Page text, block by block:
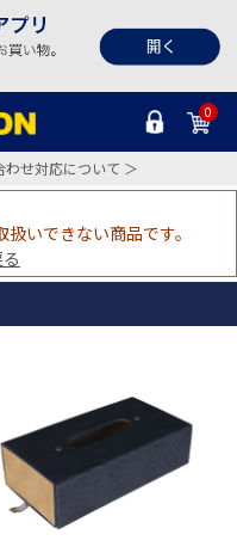
0
せ対応について ＞
いできない商品です。